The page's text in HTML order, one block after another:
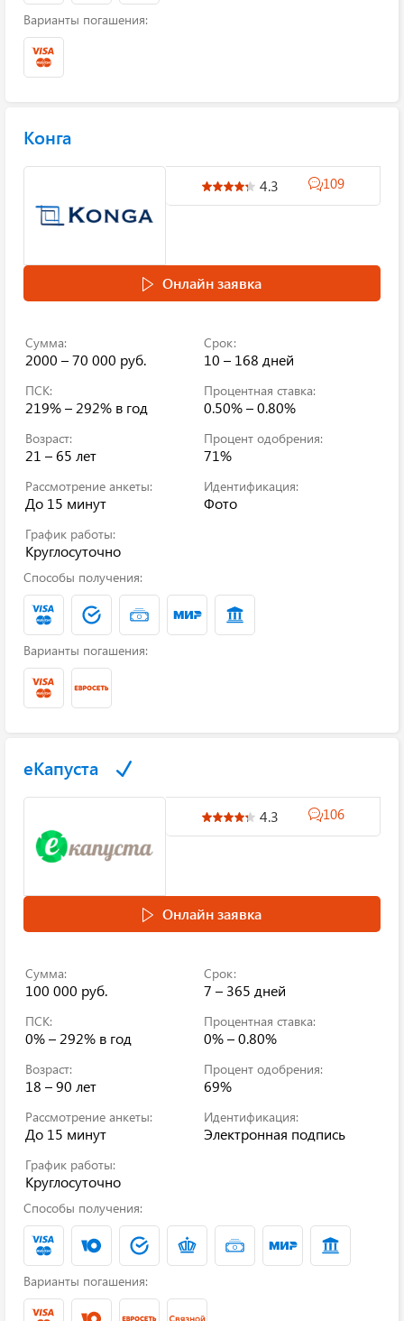
Варианты погашения:
Конга
4.3 109
Онлайн заявка
Сумма:
2000 – 70 000 руб.
Срок:
10 – 168 дней
ПСК:
219% – 292% в год
Процентная ставка:
0.50% – 0.80%
Возраст:
21 – 65 лет
Процент одобрения:
71%
Рассмотрение анкеты:
До 15 минут
Идентификация:
Фото
График работы:
Круглосуточно
Способы получения:
Варианты погашения:
еКапуста
4.3 106
Онлайн заявка
Сумма:
100 000 руб.
Срок:
7 – 365 дней
ПСК:
0% – 292% в год
Процентная ставка:
0% – 0.80%
Возраст:
18 – 90 лет
Процент одобрения:
69%
Рассмотрение анкеты:
До 15 минут
Идентификация:
Электронная подпись
График работы:
Круглосуточно
Способы получения:
Варианты погашения: